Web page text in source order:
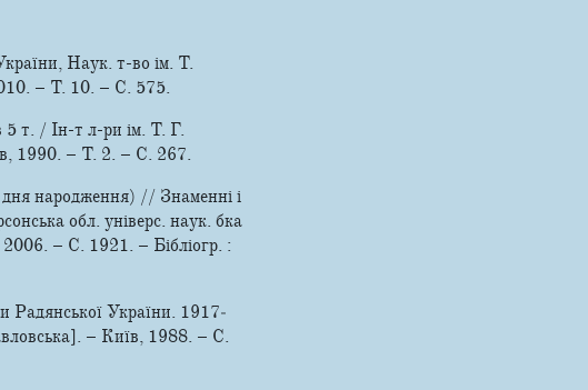
Наук. т-во ім. Т.
– Т. 10. – С. 575.
5 т. / Ін-т л-ри ім. Т. Г.
1990. – Т. 2. – С. 267.
народження) // Знаменні і
обл. універс. наук. б­ка
– С. 19­21. – Бібліогр. :
Радянської України. 1917­
– Київ, 1988. – С.